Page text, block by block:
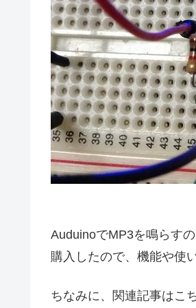
AuduinoでMP3を鳴らす
購入したので、機能や使
ちなみに、関連記事はこち